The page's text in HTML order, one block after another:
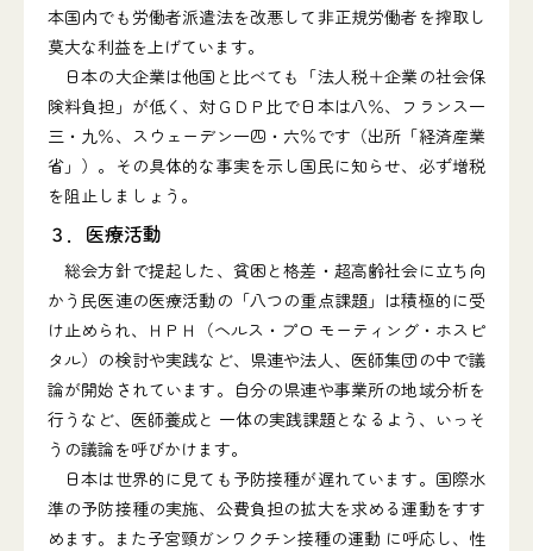
本国内でも労働者派遣法を改悪して非正規労働者を搾取し
莫大な利益を上げています。
日本の大企業は他国と比べても「法人税＋企業の社会保
険料負担」が低く、対ＧＤＰ比で日本は八％、フランス一
三・九％、スウェーデン一四・六％です（出所「経済産業
省」）。その具体的な事実を示し国民に知らせ、必ず増税
を阻止しましょう。
３．医療活動
総会方針で提起した、貧困と格差・超高齢社会に立ち向
かう民医連の医療活動の「八つの重点課題」は積極的に受
け止められ、ＨＰＨ（ヘルス・プロ モーティング・ホスピ
タル）の検討や実践など、県連や法人、医師集団の中で議
論が開始されています。自分の県連や事業所の地域分析を
行うなど、医師養成と 一体の実践課題となるよう、いっそ
うの議論を呼びかけます。
日本は世界的に見ても予防接種が遅れています。国際水
準の予防接種の実施、公費負担の拡大を求める運動をすす
めます。また子宮頸ガンワクチン接種の運動 に呼応し、性